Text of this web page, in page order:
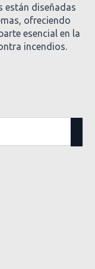
están diseñadas
ofreciendo
esencial en la
incendios.